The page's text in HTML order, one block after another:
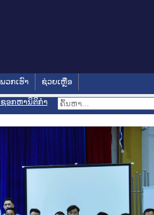
ວກເຮົາ ຊ່ວຍເຫຼືອ
ອກຫານິຕິກຳ